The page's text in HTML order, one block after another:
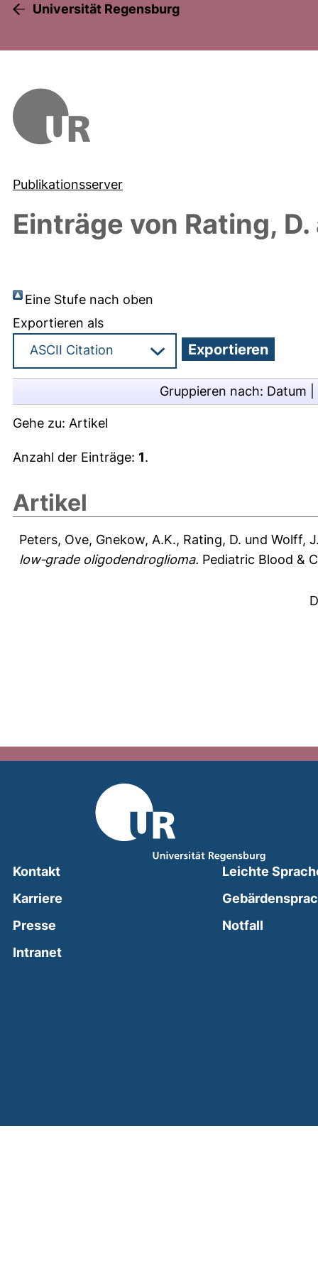
Universität Regensburg
Publikationsserver
Einträge von Rating, D.
Eine Stufe nach oben
Exportieren als
Gruppieren nach: Datum
Gehe zu: Artikel
Anzahl der Einträge: 1.
Artikel
Peters, Ove, Gnekow, A.K., Rating, D. und Wolff,
low‐grade oligodendroglioma. Pediatric Blood &
Kontakt
Karriere
Presse
Intranet(external link, opens in a new window)
Leichte
Notfall